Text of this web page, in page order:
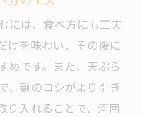
には、食べ方にも工夫
けを味わい、その後に
めです。また、天ぷら
、麺のコシがより引き
り入れることで、河南